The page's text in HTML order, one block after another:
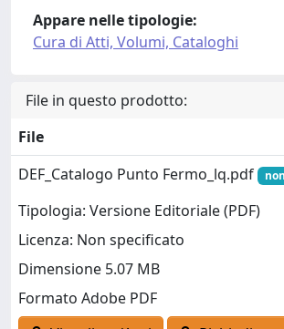
Appare nelle tipologie:
Cura di Atti, Volumi, Cataloghi
File in questo prodotto:
File
DEF_Catalogo Punto Fermo_lq.pdf
Tipologia: Versione Editoriale (PDF)
Licenza: Non specificato
Dimensione 5.07 MB
Formato Adobe PDF